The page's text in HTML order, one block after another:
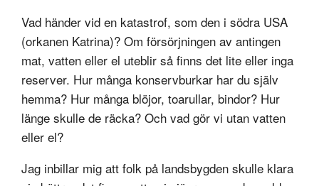
Vad händer vid en katastrof, som den i södra USA
(orkanen Katrina)? Om försörjningen av antingen
mat, vatten eller el uteblir så finns det lite eller inga
reserver. Hur många konservburkar har du själv
hemma? Hur många blöjor, toarullar, bindor? Hur
länge skulle de räcka? Och vad gör vi utan vatten
eller el?
Jag inbillar mig att folk på landsbygden skulle klara